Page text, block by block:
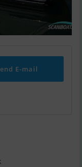
E-mail